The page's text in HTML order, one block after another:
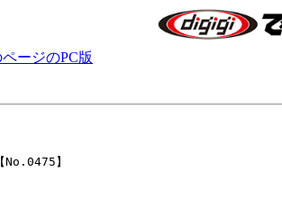
ページのPC版
】